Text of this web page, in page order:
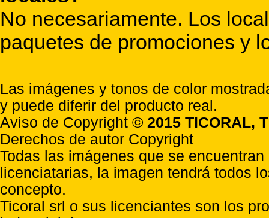
No necesariamente. Los
paquetes de promociones y
Las imágenes y tonos de color
y puede diferir del producto real.
Aviso de Copyright © 2015 TICORAL,
Derechos de autor Copyright
Todas las imágenes que se
licenciatarias, la imagen tendrá todos
concepto.
Ticoral srl o sus licenciantes son los